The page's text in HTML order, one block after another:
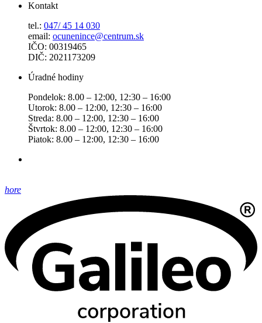
Kontakt
tel.: 047/ 45 14 030
email: ocunenince@centrum.sk
IČO: 00319465
DIČ: 2021173209
Úradné hodiny
Pondelok: 8.00 – 12:00, 12:30 – 16:00
Utorok: 8.00 – 12:00, 12:30 – 16:00
Streda: 8.00 – 12:00, 12:30 – 16:00
Štvrtok: 8.00 – 12:00, 12:30 – 16:00
Piatok: 8.00 – 12:00, 12:30 – 16:00
hore